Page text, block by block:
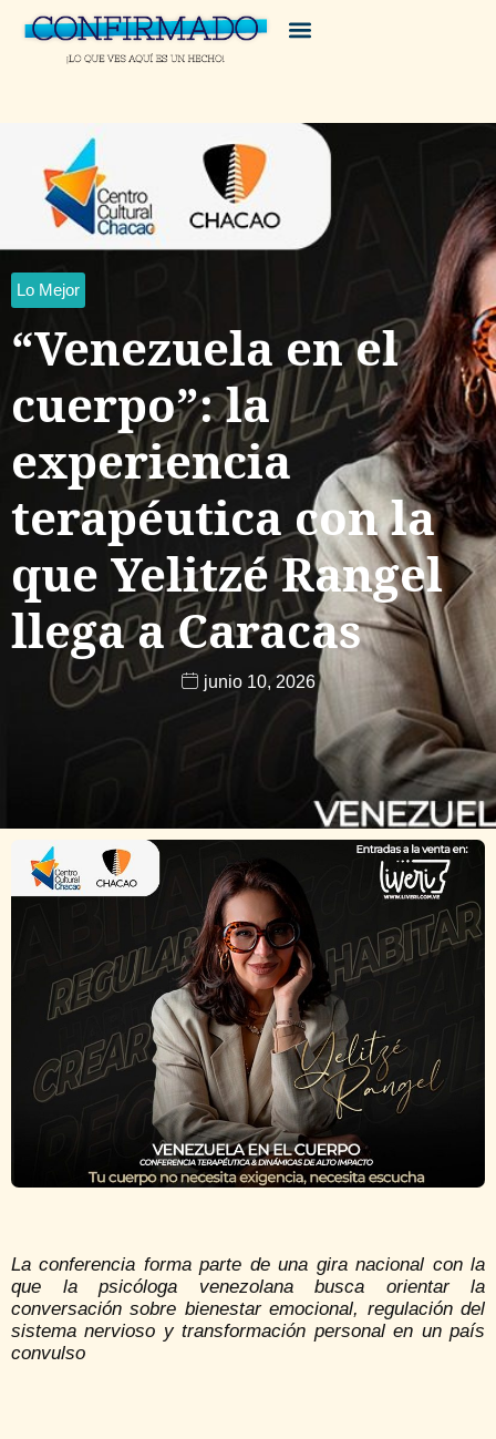
Lo Mejor
“Venezuela en el
cuerpo”: la
experiencia
terapéutica con la
que Yelitzé Rangel
llega a Caracas
junio 10, 2026
La conferencia forma parte de una gira nacional con la
que la psicóloga venezolana busca orientar la
conversación sobre bienestar emocional, regulación del
sistema nervioso y transformación personal en un país
convulso